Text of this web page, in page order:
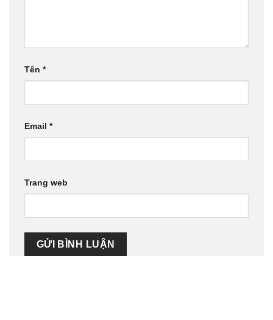
Tên *
Email *
Trang web